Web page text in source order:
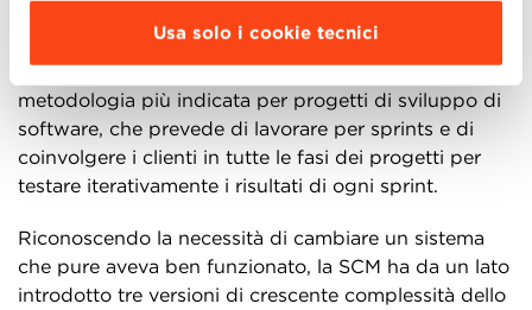
Usa solo i cookie tecnici
era necessario abbandonare lo Stage Gate a favore
di una metodologia Agile, ovvero di una
metodologia più indicata per progetti di sviluppo di
software, che prevede di lavorare per sprints e di
coinvolgere i clienti in tutte le fasi dei progetti per
testare iterativamente i risultati di ogni sprint.
Riconoscendo la necessità di cambiare un sistema
che pure aveva ben funzionato, la SCM ha da un lato
introdotto tre versioni di crescente complessità dello